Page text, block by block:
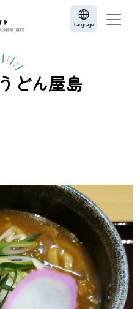
Language
どん屋島